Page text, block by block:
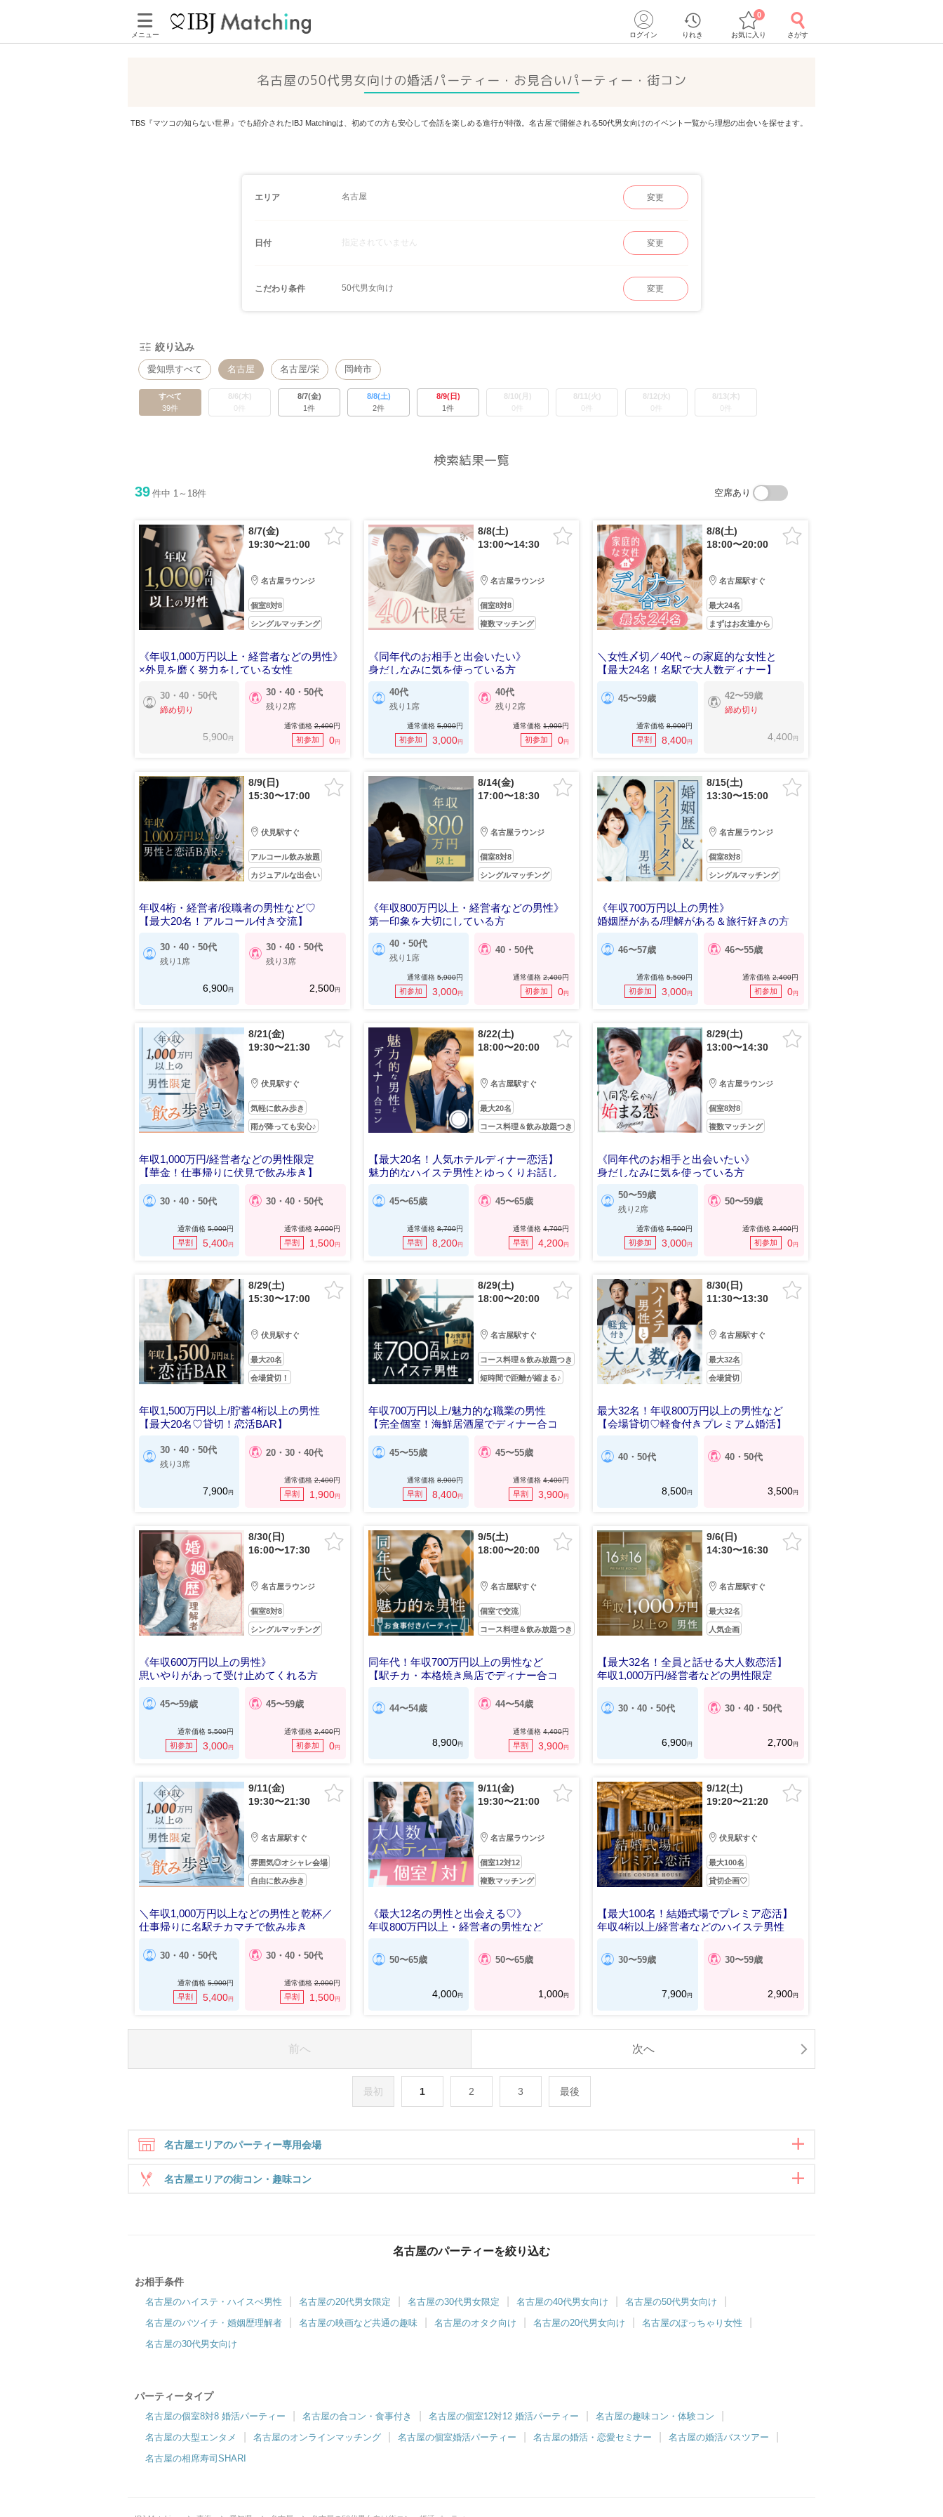
メニュー ログイン りれき お気に入り
0
さがす
名古屋の50代男女向けの婚活パーティー・お見合いパーティー・街コン
TBS『マツコの知らない世界』でも紹介されたIBJ Matchingは、初めての方も安心して会話を楽しめる進行が特徴。名古屋で開催される50代男女向けのイベント一覧から理想の出会いを探せます。
エリア 名古屋 変更
日付 指定されていません 変更
こだわり条件 50代男女向け 変更
絞り込み
愛知県すべて 名古屋 名古屋/栄 岡崎市
すべて
39件
8/6(木)
0件
8/7(金)
1件
8/8(土)
2件
8/9(日)
1件
8/10(月)
0件
8/11(火)
0件
8/12(水)
0件
8/13(木)
0件
検索結果一覧
39 件中 1～18件 空席あり
8/7(金)
19:30〜21:00
名古屋ラウンジ
個室8対8
シングルマッチング
《年収1,000万円以上・経営者などの男性》
×外見を磨く努力をしている女性
30・40・50代
締め切り
5,900 円
30・40・50代
残り2席
通常価格2,400円
初参加 0円
8/8(土)
13:00〜14:30
名古屋ラウンジ
個室8対8
複数マッチング
《同年代のお相手と出会いたい》
身だしなみに気を使っている方
40代
残り1席
通常価格 5,900円
初参加 3,000円
40代
残り2席
通常価格1,900円
初参加 0円
8/8(土)
18:00〜20:00
名古屋駅すぐ
最大24名
まずはお友達から
＼女性〆切／40代～の家庭的な女性と
【最大24名！名駅で大人数ディナー】
45〜59歳
通常価格8,900円
早割 8,400円
42〜59歳
締め切り
4,400 円
8/9(日)
15:30〜17:00
伏見駅すぐ
アルコール飲み放題
カジュアルな出会い
年収4桁・経営者/役職者の男性など♡
【最大20名！アルコール付き交流】
30・40・50代
残り1席
6,900円
30・40・50代
残り3席
2,500円
8/14(金)
17:00〜18:30
名古屋ラウンジ
個室8対8
シングルマッチング
《年収800万円以上・経営者などの男性》
第一印象を大切にしている方
40・50代
残り1席
通常価格 5,900円
初参加 3,000円
40・50代
通常価格2,400円
初参加 0円
8/15(土)
13:30〜15:00
名古屋ラウンジ
個室8対8
シングルマッチング
《年収700万円以上の男性》
婚姻歴がある/理解がある＆旅行好きの方
46〜57歳
通常価格5,500円
初参加 3,000円
46〜55歳
通常価格 2,400円
初参加 0円
8/21(金)
19:30〜21:30
伏見駅すぐ
気軽に飲み歩き
雨が降っても安心♪
年収1,000万円/経営者などの男性限定
【華金！仕事帰りに伏見で飲み歩き】
30・40・50代
通常価格5,900円
早割 5,400円
30・40・50代
通常価格2,000円
早割 1,500円
8/22(土)
18:00〜20:00
名古屋駅すぐ
最大20名
コース料理＆飲み放題つき
【最大20名！人気ホテルディナー恋活】
魅力的なハイステ男性とゆっくりお話し
45〜65歳
通常価格 8,700円
早割 8,200円
45〜65歳
通常価格4,700円
早割 4,200円
8/29(土)
13:00〜14:30
名古屋ラウンジ
個室8対8
複数マッチング
《同年代のお相手と出会いたい》
身だしなみに気を使っている方
50〜59歳
残り2席
通常価格5,500円
初参加 3,000円
50〜59歳
通常価格 2,400円
初参加 0円
8/29(土)
15:30〜17:00
伏見駅すぐ
最大20名
会場貸切！
年収1,500万円以上/貯蓄4桁以上の男性
【最大20名♡貸切！恋活BAR】
30・40・50代
残り3席
7,900円
20・30・40代
通常価格2,400円
早割 1,900円
8/29(土)
18:00〜20:00
名古屋駅すぐ
コース料理＆飲み放題つき
短時間で距離が縮まる♪
年収700万円以上/魅力的な職業の男性
【完全個室！海鮮居酒屋でディナー合コ
45〜55歳
通常価格 8,900円
早割 8,400円
45〜55歳
通常価格4,400円
早割 3,900円
8/30(日)
11:30〜13:30
名古屋駅すぐ
最大32名
会場貸切
最大32名！年収800万円以上の男性など
【会場貸切♡軽食付きプレミアム婚活】
40・50代
8,500円
40・50代
3,500円
8/30(日)
16:00〜17:30
名古屋ラウンジ
個室8対8
シングルマッチング
《年収600万円以上の男性》
思いやりがあって受け止めてくれる方
45〜59歳
通常価格5,500円
初参加 3,000円
45〜59歳
通常価格2,400円
初参加 0円
9/5(土)
18:00〜20:00
名古屋駅すぐ
個室で交流
コース料理＆飲み放題つき
同年代！年収700万円以上の男性など
【駅チカ・本格焼き鳥店でディナー合コ
44〜54歳
8,900円
44〜54歳
通常価格4,400円
早割 3,900円
9/6(日)
14:30〜16:30
名古屋駅すぐ
最大32名
人気企画
【最大32名！全員と話せる大人数恋活】
年収1,000万円/経営者などの男性限定
30・40・50代
6,900円
30・40・50代
2,700円
9/11(金)
19:30〜21:30
名古屋駅すぐ
雰囲気◎オシャレ会場
自由に飲み歩き
＼年収1,000万円以上などの男性と乾杯／
仕事帰りに名駅チカマチで飲み歩き
30・40・50代
通常価格5,900円
早割 5,400円
30・40・50代
通常価格2,000円
早割 1,500円
9/11(金)
19:30〜21:00
名古屋ラウンジ
個室12対12
複数マッチング
《最大12名の男性と出会える♡》
年収800万円以上・経営者の男性など
50〜65歳
4,000円
50〜65歳
1,000円
9/12(土)
19:20〜21:20
伏見駅すぐ
最大100名
貸切企画♡
【最大100名！結婚式場でプレミア恋活】
年収4桁以上/経営者などのハイステ男性
30〜59歳
7,900円
30〜59歳
2,900円
前へ 次へ
最初 1 2 3 最後
名古屋エリアのパーティー専用会場
『初めて婚活する方も安心』東海No.1の接客
名古屋エリアの街コン・趣味コン
6対6～｜食事・ドリンク付きグループトーク 6対6～｜同じ趣味のお相手と出会える 50対50～｜季節のイベントやコラボ企画を開催
名古屋のパーティーを絞り込む
お相手条件
名古屋のハイステ・ハイスぺ男性 名古屋の20代男女限定 名古屋の30代男女限定 名古屋の40代男女向け
名古屋の50代男女向け
名古屋のバツイチ・婚姻歴理解者
名古屋の映画など共通の趣味 名古屋のオタク向け 名古屋の20代男女向け
名古屋のぽっちゃり女性
名古屋の30代男女向け
パーティータイプ
名古屋の個室8対8 婚活パーティー 名古屋の合コン・食事付き 名古屋の個室12対12 婚活パーティー
名古屋の趣味コン・体験コン
名古屋の大型エンタメ
名古屋のオンラインマッチング 名古屋の個室婚活パーティー 名古屋の婚活・恋愛セミナー
名古屋の婚活バスツアー
名古屋の相席寿司SHARI